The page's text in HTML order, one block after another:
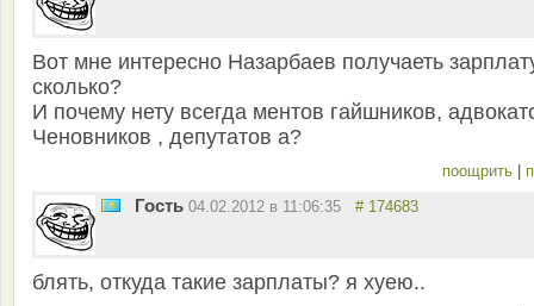
Вот мне интересно Назарбаев получаеть
сколько?
И почему нету всегда ментов гайшников,
Ченовников , депутатов а?
поощрить
Гость 04.02.2012 в 11:06:35 # 174683
блять, откуда такие зарплаты? я хуею..